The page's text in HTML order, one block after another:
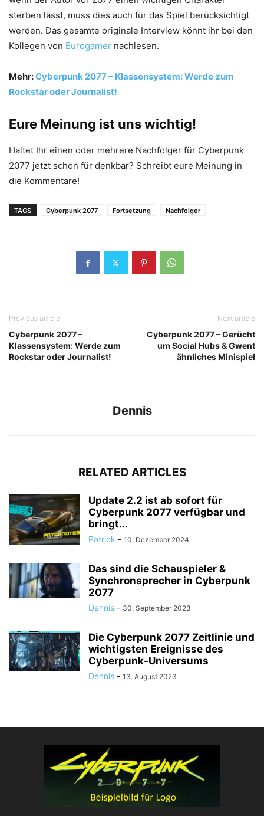
sterben lässt, muss dies auch für das Spiel berücksichtigt
werden. Das gesamte originale Interview könnt ihr bei den
Kollegen von Eurogamer nachlesen.
Mehr:Cyberpunk 2077 – Klassensystem: Werde zum
Rockstar oder Journalist!
Eure Meinung ist uns wichtig!
Haltet Ihr einen oder mehrere Nachfolger für Cyberpunk
2077 jetzt schon für denkbar? Schreibt eure Meinung in
die Kommentare!
TAGS Cyberpunk 2077 Fortsetzung Nachfolger
Previous article
Cyberpunk 2077 –
Klassensystem: Werde zum
Rockstar oder Journalist!
Next article
Cyberpunk 2077 – Gerücht
um Social Hubs & Gwent
ähnliches Minispiel
Dennis
RELATED ARTICLES
Update 2.2 ist ab sofort für
Cyberpunk 2077 verfügbar und
bringt...
Patrick - 10. Dezember 2024
Das sind die Schauspieler &
Synchronsprecher in Cyberpunk
2077
Dennis - 30. September 2023
Die Cyberpunk 2077 Zeitlinie und
wichtigsten Ereignisse des
Cyberpunk-Universums
Dennis - 13. August 2023